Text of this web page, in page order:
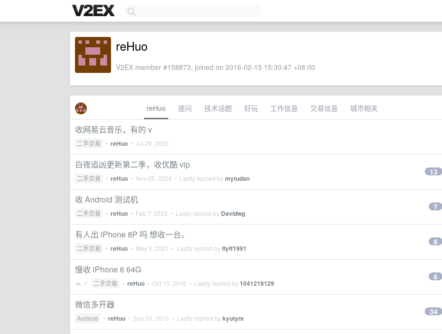
reHuo
V2EX member #158873, joined on 2016-02-15 15:30:47 +08:00
reHuo 提问 技术话题 好玩 工作信息 交易信息 城市相关
收网易云音乐，有的 v
二手交易 • reHuo • Jul 29, 2025
白夜追凶更新第二季，收优酷 vip
二手交易 • reHuo • Nov 25, 2024 • Lastly replied bymytudan
13
收 Android 测试机
二手交易 • reHuo • Feb 7, 2022 • Lastly replied by Davidwg
7
有人出 iPhone 8P 吗 想收一台。
二手交易 • reHuo • May 3, 2021 • Lastly replied byflyff1991
8
慢收 iPhone 6 64G
1 二手交易 • reHuo • Oct 15, 2016 • Lastly replied by1041218129
6
微信多开器
Android • reHuo • Sep 20, 2016 • Lastly replied bykyutynr
34